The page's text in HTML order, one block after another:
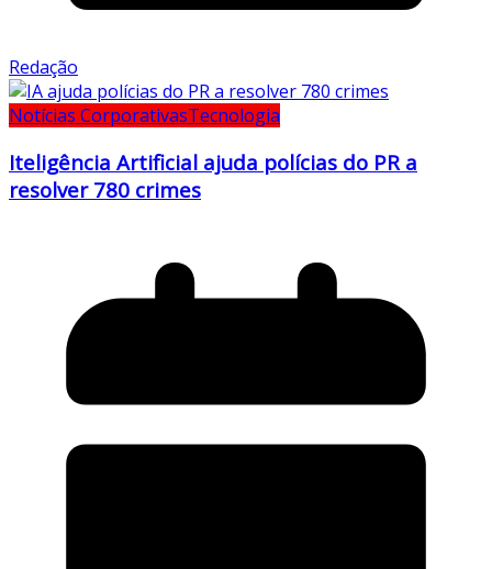
Redação
Notícias CorporativasTecnologia
Iteligência Artificial ajuda polícias do PR a
resolver 780 crimes